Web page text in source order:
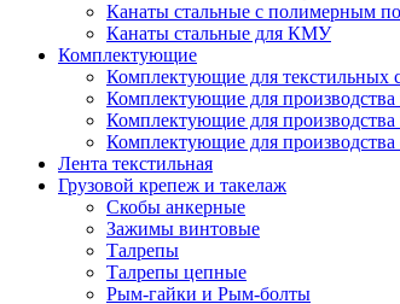
Канаты стальные с полимерным
Канаты стальные для КМУ
Комплектующие
Комплектующие для текстильных
Комплектующие для производства
Комплектующие для
Комплектующие для
Лента текстильная
Грузовой крепеж и такелаж
Скобы анкерные
Зажимы винтовые
Талрепы
Талрепы цепные
Рым-гайки и Рым-болты